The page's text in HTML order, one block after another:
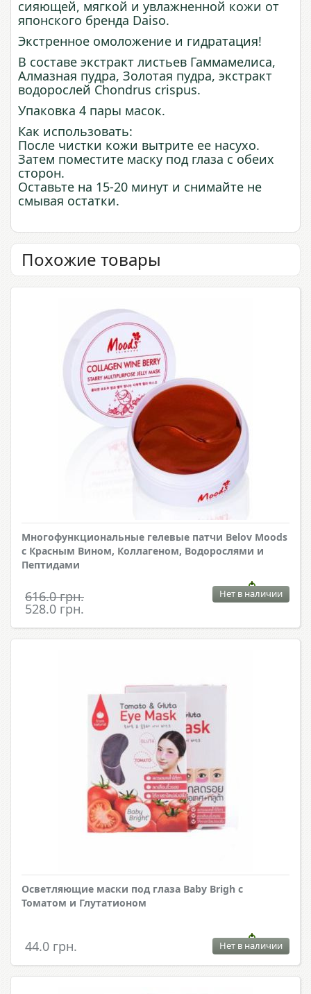
сияющей, мягкой и увлажненной кожи от
японского бренда Daiso.
Экстренное омоложение и гидратация!
В составе экстракт листьев Гаммамелиса,
Алмазная пудра, Золотая пудра, экстракт
водорослей Chondrus crispus.
Упаковка 4 пары масок.
Как использовать:
После чистки кожи вытрите ее насухо.
Затем поместите маску под глаза с обеих
сторон.
Оставьте на 15-20 минут и снимайте не
смывая остатки.
Похожие товары
Многофункциональные гелевые патчи Belov Moods
с Красным Вином, Коллагеном, Водорослями и
Пептидами
616.0 грн.
528.0 грн.
Нет в наличии
Осветляющие маски под глаза Baby Brigh с
Томатом и Глутатионом
44.0 грн. Нет в наличии